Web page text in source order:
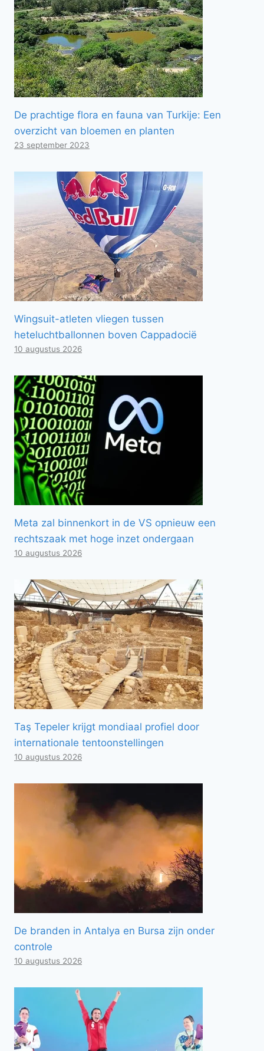
De prachtige flora en fauna van Turkije: Een
overzicht van bloemen en planten
23 september 2023
Wingsuit-atleten vliegen tussen
heteluchtballonnen boven Cappadocië
10 augustus 2026
Meta zal binnenkort in de VS opnieuw een
rechtszaak met hoge inzet ondergaan
10 augustus 2026
Taş Tepeler krijgt mondiaal profiel door
internationale tentoonstellingen
10 augustus 2026
De branden in Antalya en Bursa zijn onder
controle
10 augustus 2026